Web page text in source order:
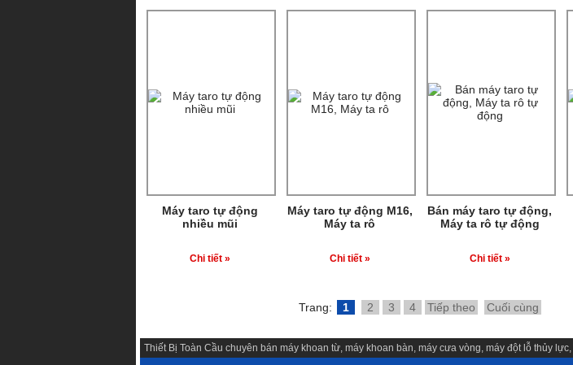
Máy taro tự động
nhiều mũi
Chi tiết »
Máy taro tự động M16,
Máy ta rô
Chi tiết »
Bán máy taro tự động,
Máy ta rô tự động
Chi tiết »
Trang: 1 2 3 4 Tiếp theo Cuối cùng
Thiết Bị Toàn Cầu chuyên bán máy khoan từ, máy khoan bàn, máy cưa vòng, máy đột lỗ thủy lực,